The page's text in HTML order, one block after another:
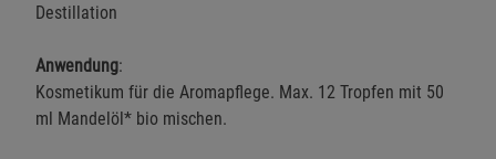
Destillation
Anwendung:
Kosmetikum für die Aromapflege. Max. 12 Tropfen mit 50
ml Mandelöl* bio mischen.